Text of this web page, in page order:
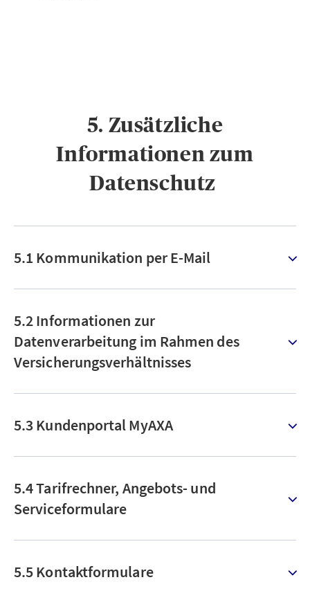
5. Zusätzliche
Informationen zum
Datenschutz ​
5.1 Kommunikation per E-Mail
5.2 Informationen zur
Datenverarbeitung im Rahmen des
Versicherungsverhältnisses
5.3 Kundenportal MyAXA
5.4 Tarifrechner, Angebots- und
Serviceformulare
5.5 Kontaktformulare